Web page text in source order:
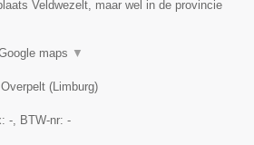
Veldwezelt, maar wel in de provincie
maps ▼
Overpelt (Limburg)
- , BTW-nr: -